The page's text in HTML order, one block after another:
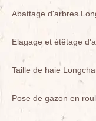
Abattage d'arbres
Elagage et étêtage
Taille de haie
Pose de gazon en